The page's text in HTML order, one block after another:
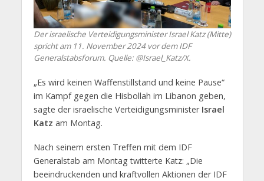
Der israelische Verteidigungsminister Israel Katz (Mitte)
spricht am 11. November 2024 vor dem IDF
Generalstabsforum. Quelle: @Israel_Katz/X.
„Es wird keinen Waffenstillstand und keine Pause“
im Kampf gegen die Hisbollah im Libanon geben,
sagte der israelische Verteidigungsminister Israel
Katz am Montag.
Nach seinem ersten Treffen mit dem IDF
Generalstab am Montag twitterte Katz: „Die
beeindruckenden und kraftvollen Aktionen der IDF